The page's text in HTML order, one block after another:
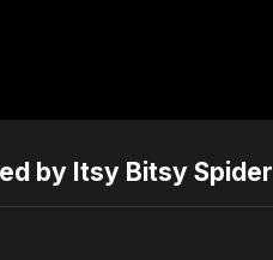
by Itsy Bitsy Spider